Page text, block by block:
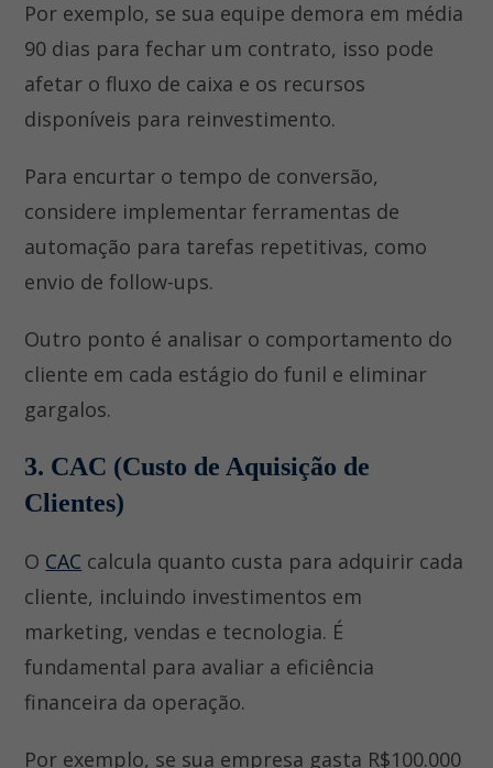
Por exemplo, se sua equipe demora em média
90 dias para fechar um contrato, isso pode
afetar o fluxo de caixa e os recursos
disponíveis para reinvestimento.
Para encurtar o tempo de conversão,
considere implementar ferramentas de
automação para tarefas repetitivas, como
envio de follow-ups.
Outro ponto é analisar o comportamento do
cliente em cada estágio do funil e eliminar
gargalos.
3. CAC (Custo de Aquisição de
Clientes)
O CAC calcula quanto custa para adquirir cada
cliente, incluindo investimentos em
marketing, vendas e tecnologia. É
fundamental para avaliar a eficiência
financeira da operação.
Por exemplo, se sua empresa gasta R$100.000